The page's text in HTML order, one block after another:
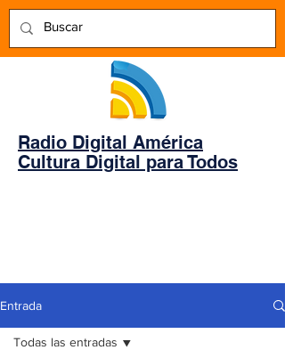
Radio Digital América
Cultura Digital para Todos
Entrada
Todas las entradas